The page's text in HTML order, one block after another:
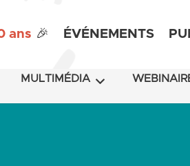
ans 🎉 ÉVÉNEMENTS
MULTIMÉDIA